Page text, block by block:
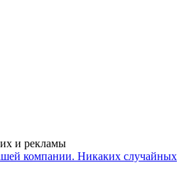
и рекламы
компании. Никаких случайных